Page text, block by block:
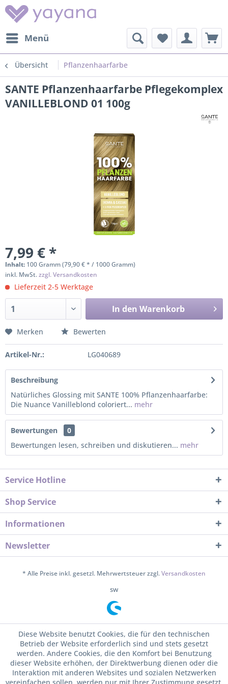
Menü
Übersicht Pflanzenhaarfarbe
SANTE Pflanzenhaarfarbe Pflegekomplex
VANILLEBLOND 01 100g
7,99 € *
Inhalt: 100 Gramm (79,90 € * / 1000 Gramm)
inkl. MwSt.zzgl. Versandkosten
Lieferzeit 2-5 Werktage
In den Warenkorb
Merken Bewerten
Artikel-Nr.: LG040689
Beschreibung
Natürliches Glossing mit SANTE 100% Pflanzenhaarfarbe:
Die Nuance Vanilleblond coloriert... mehr
Bewertungen
0
Bewertungen lesen, schreiben und diskutieren... mehr
Service Hotline
Shop Service
Informationen
Newsletter
* Alle Preise inkl. gesetzl. Mehrwertsteuer zzgl.Versandkosten
sw
Diese Website benutzt Cookies, die für den technischen
Betrieb der Website erforderlich sind und stets gesetzt
werden. Andere Cookies, die den Komfort bei Benutzung
dieser Website erhöhen, der Direktwerbung dienen oder die
Interaktion mit anderen Websites und sozialen Netzwerken